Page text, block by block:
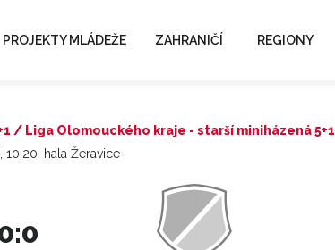
PROJEKTY MLÁDEŽE ZAHRANIČÍ REGIONY
/ Liga Olomouckého kraje - starší miniházená 5+1
10:20, hala Žeravice